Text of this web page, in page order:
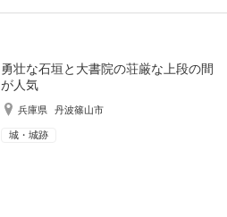
勇壮な石垣と大書院の荘厳な上段の間
が人気
兵庫県 丹波篠山市
城・城跡